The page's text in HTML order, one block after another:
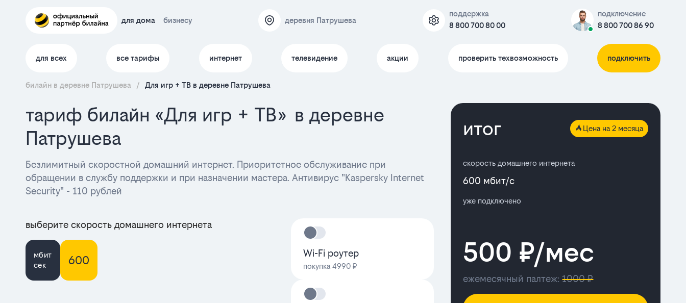
для дома бизнесу деревня Патрушева
поддержка
8 800 700 80 00
подключение
8 800 700 86 90
для всех все тарифы интернет телевидение акции проверить техвозможность подключить
билайн в деревне Патрушева / Для игр + ТВ в деревне Патрушева
тариф билайн «Для игр + ТВ» в деревне
Патрушева
Безлимитный скоростной домашний интернет. Приоритетное обслуживание при
обращении в службу поддержки и при назначении мастера. Антивирус "Kaspersky Internet
Security" - 110 рублей
выберите скорость домашнего интернета
мбит
сек
600
Wi-Fi роутер
покупка 4990 ₽
итог Цена на 2 месяца
скорость домашнего интернета
600 мбит/с
уже подключено
500 ₽/мес
ежемесячный палтеж:1000 ₽